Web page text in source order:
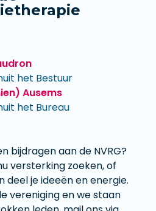
het Bestuur
Ausems
het Bureau
bijdragen aan de NVRG?
versterking zoeken, of
deel je ideeën en energie.
vereniging en we staan